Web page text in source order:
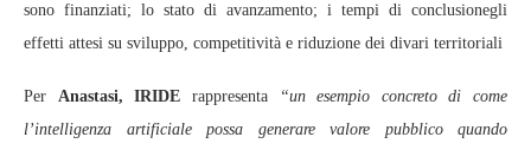
sono finanziati; lo stato di avanzamento; i tempi di conclusionegli
effetti attesi su sviluppo, competitività e riduzione dei divari territoriali
Per Anastasi, IRIDE rappresenta
“un esempio concreto di come
l’intelligenza artificiale possa generare valore pubblico quando